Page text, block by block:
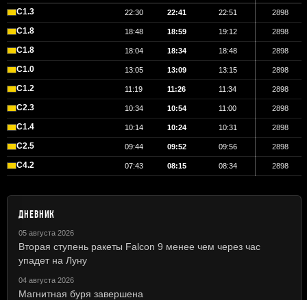
C1.3 22:30 22:41 22:51 2898
C1.8 18:48 18:59 19:12 2898
C1.8 18:04 18:34 18:48 2898
C1.0 13:05 13:09 13:15 2898
C1.2 11:19 11:26 11:34 2898
C2.3 10:34 10:54 11:00 2898
C1.4 10:14 10:24 10:31 2898
C2.5 09:44 09:52 09:56 2898
C4.2 07:43 08:15 08:34 2898
ДНЕВНИК
05 августа 2026
Вторая ступень ракеты Falcon 9 менее чем через час
упадет на Луну
04 августа 2026
Магнитная буря завершена